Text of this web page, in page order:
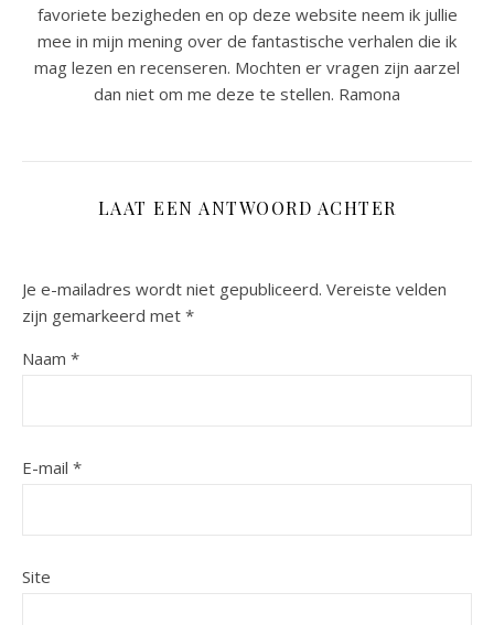
favoriete bezigheden en op deze website neem ik jullie
mee in mijn mening over de fantastische verhalen die ik
mag lezen en recenseren. Mochten er vragen zijn aarzel
dan niet om me deze te stellen. Ramona
LAAT EEN ANTWOORD ACHTER
Je e-mailadres wordt niet gepubliceerd. Vereiste velden
zijn gemarkeerd met *
Naam *
E-mail *
Site